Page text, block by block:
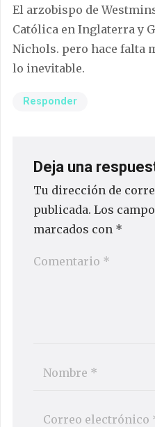
El arzobispo de
Católica en Inglaterra y
Nichols. pero hace falta
lo inevitable.
Responder
Deja una
Tu dirección de
publicada. Los
marcados con *